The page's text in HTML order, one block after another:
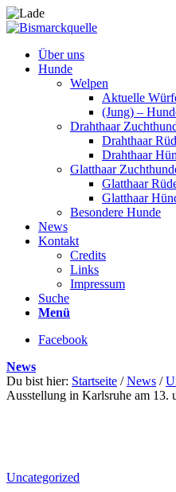
Über uns
Hunde
Welpen
Aktuelle
(Jung) –
Drahthaar
Drahthaar
Drahthaar
Glatthaar
Glatthaar
Glatthaar
Besondere Hunde
News
Kontakt
Credits
Links
Impressum
Suche
Menü
Facebook
News
Du bist hier: Startseite / News /
Ausstellung in Karlsruhe am 13.
Uncategorized